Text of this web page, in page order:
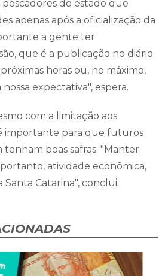
do estado que
apenas após a oficialização da
a gente ter
que é a publicação no diário
horas ou, no máximo,
expectativa", espera.
com a limitação aos
importante para que futuros
boas safras. "Manter
portanto, atividade econômica,
Catarina", conclui.